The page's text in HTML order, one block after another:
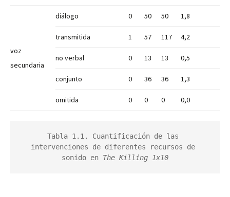
voz
secundaria
diálogo 0 50 50 1,8
transmitida 1 57 117 4,2
no verbal 0 13 13 0,5
conjunto 0 36 36 1,3
omitida 0 0 0 0,0
Tabla 1.1. Cuantificación de las
intervenciones de diferentes recursos de
sonido en The Killing 1x10